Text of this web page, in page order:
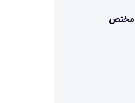
مختص